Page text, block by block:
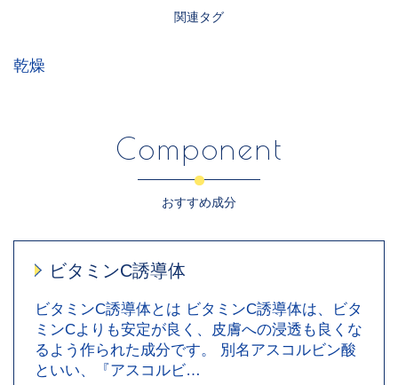
関連タグ
乾燥
Component
おすすめ成分
ビタミンC誘導体
ビタミンC誘導体とは ビタミンC誘導体は、ビタ
ミンCよりも安定が良く、皮膚への浸透も良くな
るよう作られた成分です。 別名アスコルビン酸
といい、『アスコルビ…